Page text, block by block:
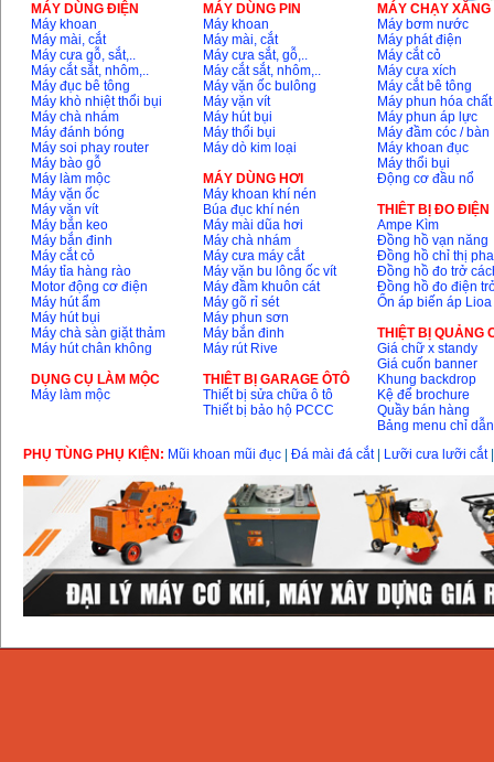
MÁY DÙNG ĐIỆN
Máy khoan
Máy mài, cắt
Máy cưa gỗ, sắt,..
Máy cắt sắt, nhôm,..
Máy đục bê tông
Máy khò nhiệt thổi bụi
Máy chà nhám
Máy đánh bóng
Máy soi phay router
Máy bào gỗ
Máy làm mộc
Máy vặn ốc
Máy vặn vít
Máy bắn keo
Máy bắn đinh
Máy cắt cỏ
Máy tỉa hàng rào
Motor động cơ điện
Máy hút ẩm
Máy hút bụi
Máy chà sàn giặt thảm
Máy hút chân không
DỤNG CỤ LÀM MỘC
Máy làm mộc
MÁY DÙNG PIN
Máy khoan
Máy mài, cắt
Máy cưa sắt, gỗ,..
Máy cắt sắt, nhôm,..
Máy vặn ốc bulông
Máy vặn vít
Máy hút bụi
Máy thổi bụi
Máy dò kim loại
MÁY DÙNG HƠI
Máy khoan khí nén
Búa đục khí nén
Máy mài dũa hơi
Máy chà nhám
Máy cưa máy cắt
Máy vặn bu lông ốc vít
Máy đầm khuôn cát
Máy gõ rỉ sét
Máy phun sơn
Máy bắn đinh
Máy rút Rive
THIÊT BỊ GARAGE ÔTÔ
Thiết bị sửa chữa ô tô
Thiết bị bảo hộ PCCC
MÁY CHẠY
Máy bơm nước
Máy phát điện
Máy cắt cỏ
Máy cưa xích
Máy cắt bê tông
Máy phun hóa chất
Máy phun áp lực
Máy đầm cóc / bàn
Máy khoan đục
Máy thổi bụi
Động cơ đầu nổ
THIÊT BỊ ĐO ĐIỆN
Ampe Kìm
Đồng hồ vạn năng
Đồng hồ chỉ thị pha
Đồng hồ đo trở
Đồng hồ đo điện
Ổn áp biến áp Lioa
THIỆT BỊ QUẢNG
Giá chữ x standy
Giá cuốn banner
Khung backdrop
Kệ để brochure
Quầy bán hàng
Bảng menu chỉ dẫn
PHỤ TÙNG PHỤ KIỆN: Mũi khoan mũi đục Đá mài đá cắt| Lưỡi cưa lưỡi cắt